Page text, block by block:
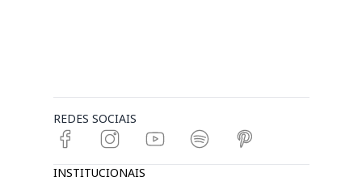
REDES SOCIAIS
INSTITUCIONAIS